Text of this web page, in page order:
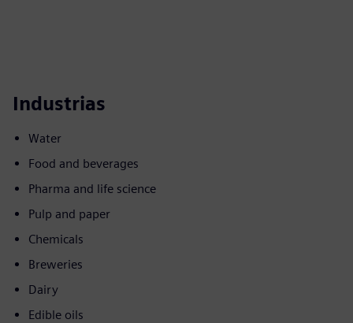
Industrias
Water
Food and beverages
Pharma and life science
Pulp and paper
Chemicals
Breweries
Dairy
Edible oils